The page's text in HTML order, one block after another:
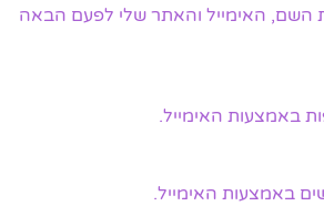
השם, האימייל והאתר שלי לפעם הבאה
באמצעות האימייל.
באמצעות האימייל.